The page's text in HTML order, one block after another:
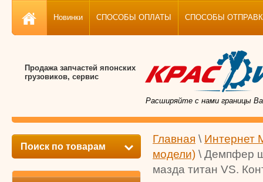
Новинки СПОСОБЫ ОПЛАТЫ СПОСОБЫ ОТПРАВКИ,
Продажа запчастей японских
грузовиков, сервис
Расширяйте с нами границы
Поиск по товарам
Главная \ Интернет
модели) \ Демпфер
мазда титан VS.